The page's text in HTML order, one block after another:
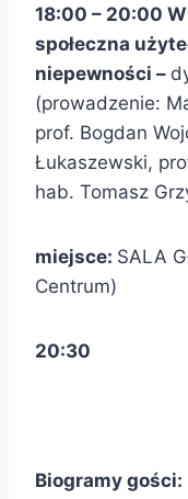
18:00 – 20:00
społeczna
niepewności –
(prowadzenie:
prof. Bogdan
Łukaszewski,
hab. Tomasz
miejsce: SALA
Centrum)
20:30
Biogramy gości: